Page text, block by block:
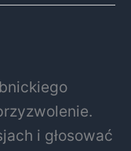
i głosować